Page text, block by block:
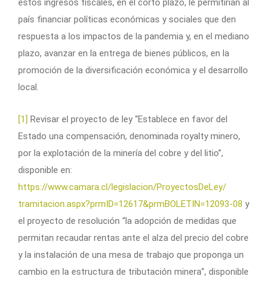
país financiar políticas económicas y sociales que den
respuesta a los impactos de la pandemia y, en el mediano
plazo, avanzar en la entrega de bienes públicos, en la
promoción de la diversificación económica y el desarrollo
local.
[1] Revisar el proyecto de ley “Establece en favor del
Estado una compensación, denominada royalty minero,
por la explotación de la minería del cobre y del litio”,
disponible en:
https://www.camara.cl/legislacion/ProyectosDeLey/
tramitacion.aspx?prmID=12617&prmBOLETIN=12093-08 y
el proyecto de resolución “la adopción de medidas que
permitan recaudar rentas ante el alza del precio del cobre
y la instalación de una mesa de trabajo que proponga un
cambio en la estructura de tributación minera”, disponible